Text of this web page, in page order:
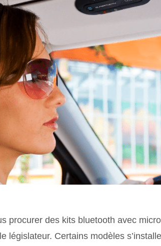
procurer des kits bluetooth avec
législateur. Certains modèles